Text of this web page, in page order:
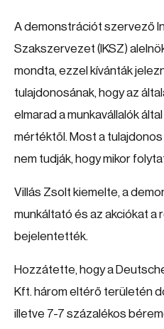
A demonstrációt szervező
Szakszervezet (IKSZ)
mondta, ezzel kívánták
tulajdonosának, hogy az
elmarad a munkavállalók
mértéktől. Most a tulajdonos
nem tudják, hogy mikor
Villás Zsolt kiemelte, a
munkáltató és az akciókat a
bejelentették.
Hozzátette, hogy a
Kft. három eltérő területén
illetve 7-7 százalékos